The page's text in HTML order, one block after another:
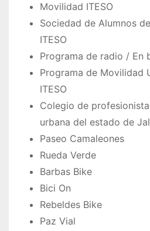
Movilidad ITESO
Sociedad de Alumnos
ITESO
Programa de radio / En
Programa de Movilidad
ITESO
Colegio de
urbana del estado de
Paseo Camaleones
Rueda Verde
Barbas Bike
Bici On
Rebeldes Bike
Paz Vial